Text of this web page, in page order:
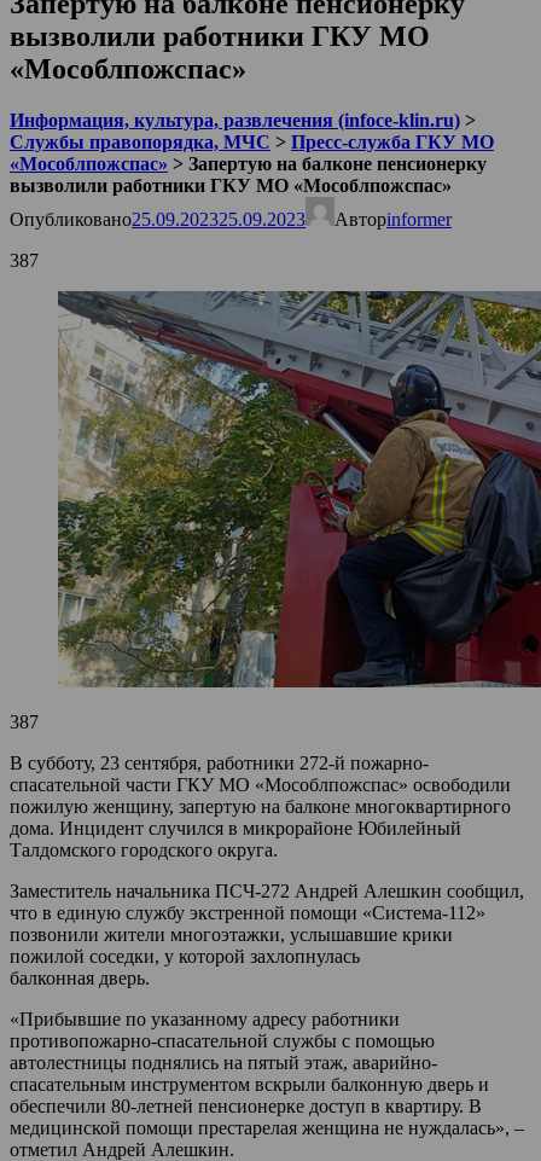
вызволили работники ГКУ МО
«Мособлпожспас»
Информация, культура, развлечения (infoce-klin.ru) >
Службы правопорядка, МЧС > Пресс-служба ГКУ МО
«Мособлпожспас» > Запертую на балконе пенсионерку
вызволили работники ГКУ МО «Мособлпожспас»
Опубликовано25.09.202325.09.2023 Авторinformer
387
387
В субботу, 23 сентября, работники 272-й пожарно-
спасательной части ГКУ МО «Мособлпожспас» освободили
пожилую женщину, запертую на балконе многоквартирного
дома. Инцидент случился в микрорайоне Юбилейный
Талдомского городского округа.
Заместитель начальника ПСЧ-272 Андрей Алешкин сообщил,
что в единую службу экстренной помощи «Система-112»
позвонили жители многоэтажки, услышавшие крики
пожилой соседки, у которой захлопнулась
балконная дверь.
«Прибывшие по указанному адресу работники
противопожарно-спасательной службы с помощью
автолестницы поднялись на пятый этаж, аварийно-
спасательным инструментом вскрыли балконную дверь и
обеспечили 80-летней пенсионерке доступ в квартиру. В
медицинской помощи престарелая женщина не нуждалась», –
отметил Андрей Алешкин.